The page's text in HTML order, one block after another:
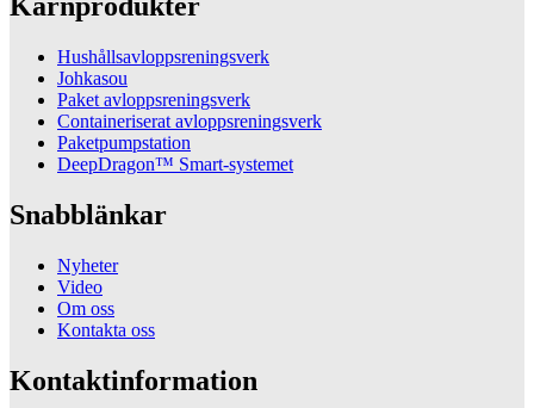
Hushållsavloppsreningsverk
Johkasou
Paket avloppsreningsverk
Containeriserat avloppsreningsverk
Paketpumpstation
DeepDragon™ Smart-systemet
Snabblänkar
Nyheter
Video
Om oss
Kontakta oss
Kontaktinformation